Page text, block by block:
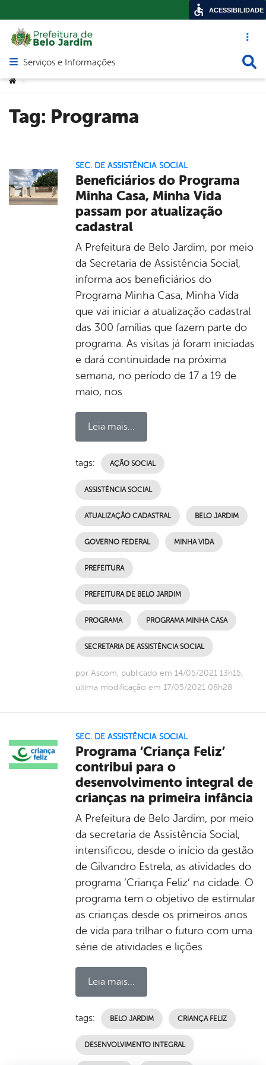
Acesso
Abrir menu principal de navegação
Serviços e Informações
Você está aqui:
>
Tag: Programa
SEC. DE ASSISTÊNCIA SOCIAL
Beneficiários do Programa
Minha Casa, Minha Vida
passam por atualização
cadastral
A Prefeitura de Belo Jardim, por meio
da Secretaria de Assistência Social,
informa aos beneficiários do
Programa Minha Casa, Minha Vida
que vai iniciar a atualização cadastral
das 300 famílias que fazem parte do
programa. As visitas já foram iniciadas
e dará continuidade na próxima
semana, no período de 17 a 19 de
maio, nos
Leia mais...
tags: AÇÃO SOCIAL
ASSISTÊNCIA SOCIAL
ATUALIZAÇÃO CADASTRAL BELO JARDIM
GOVERNO FEDERAL MINHA VIDA
PREFEITURA
PREFEITURA DE BELO JARDIM
PROGRAMA PROGRAMA MINHA CASA
SECRETARIA DE ASSISTÊNCIA SOCIAL
por Ascom, publicado em 14/05/2021 13h15,
última modificação em 17/05/2021 08h28
SEC. DE ASSISTÊNCIA SOCIAL
Programa ‘Criança Feliz’
contribui para o
desenvolvimento integral de
crianças na primeira infância
A Prefeitura de Belo Jardim, por meio
da secretaria de Assistência Social,
intensificou, desde o início da gestão
de Gilvandro Estrela, as atividades do
programa ‘Criança Feliz’ na cidade. O
programa tem o objetivo de estimular
as crianças desde os primeiros anos
de vida para trilhar o futuro com uma
série de atividades e lições
Leia mais...
tags: BELO JARDIM CRIANÇA FELIZ
DESENVOLVIMENTO INTEGRAL
ACESSIBILIDADE